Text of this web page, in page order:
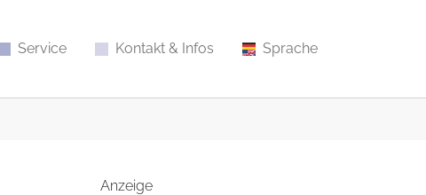
Service Kontakt & Infos Sprache
Anzeige